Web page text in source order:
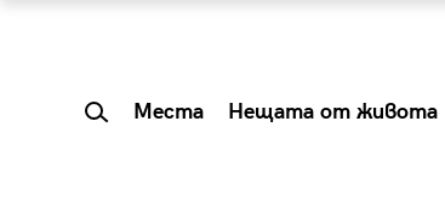
Места Нещата от живота